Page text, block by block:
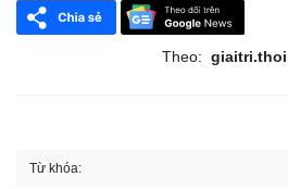
Theo:
Từ khóa: